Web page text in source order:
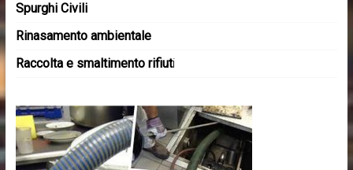
Spurghi Civili
Rinasamento ambientale
Raccolta e smaltimento rifiuti